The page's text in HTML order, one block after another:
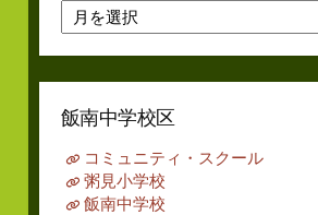
別
ア
ー
イ
飯南中学校区
コミュニティ・スクール
粥見小学校
飯南中学校